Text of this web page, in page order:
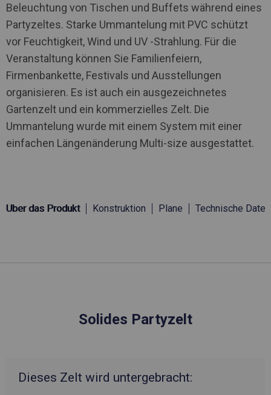
Beleuchtung von Tischen und Buffets während eines
Partyzeltes. Starke Ummantelung mit PVC schützt
vor Feuchtigkeit, Wind und UV -Strahlung. Für die
Veranstaltung können Sie Familienfeiern,
Firmenbankette, Festivals und Ausstellungen
organisieren. Es ist auch ein ausgezeichnetes
Gartenzelt und ein kommerzielles Zelt. Die
Ummantelung wurde mit einem System mit einer
einfachen Längenänderung Multi-size ausgestattet.
Über das Produkt Konstruktion Plane Technische Daten
Solides Partyzelt
Dieses Zelt wird untergebracht: